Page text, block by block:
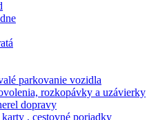
parkovanie vozidla
rozkopávky a uzávierky
dopravy
, cestovné poriadky